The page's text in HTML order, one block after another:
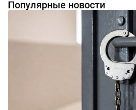
Популярные новости